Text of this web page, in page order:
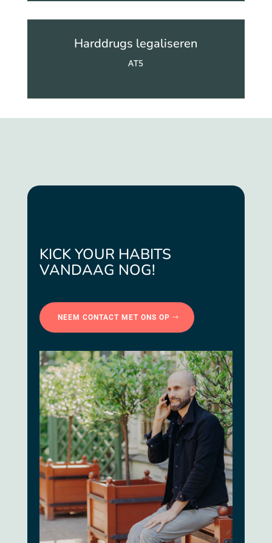
Harddrugs legaliseren
AT5
KICK YOUR HABITS
VANDAAG NOG!
NEEM CONTACT MET ONS OP